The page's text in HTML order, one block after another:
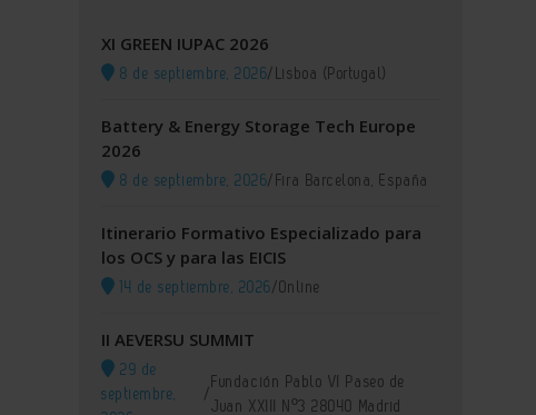
XI GREEN IUPAC 2026
8 de septiembre, 2026/Lisboa (Portugal)
Battery & Energy Storage Tech Europe
2026
8 de septiembre, 2026/Fira Barcelona, España
Itinerario Formativo Especializado para
los OCS y para las EICIS
14 de septiembre, 2026/Online
II AEVERSU SUMMIT
29 de
septiembre,
/
Fundación Pablo VI Paseo de
Juan XXIII Nº3 28040 Madrid